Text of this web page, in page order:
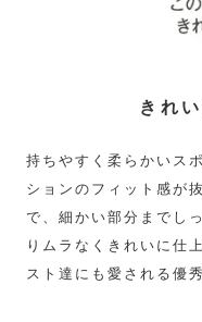
きれ
持ちやすく柔らかいス
ションのフィット感が
で、細かい部分までし
りムラなくきれいに仕
スト達にも愛される優